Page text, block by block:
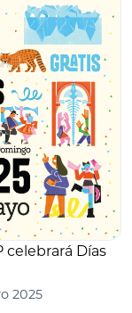
celebrará Días
2025